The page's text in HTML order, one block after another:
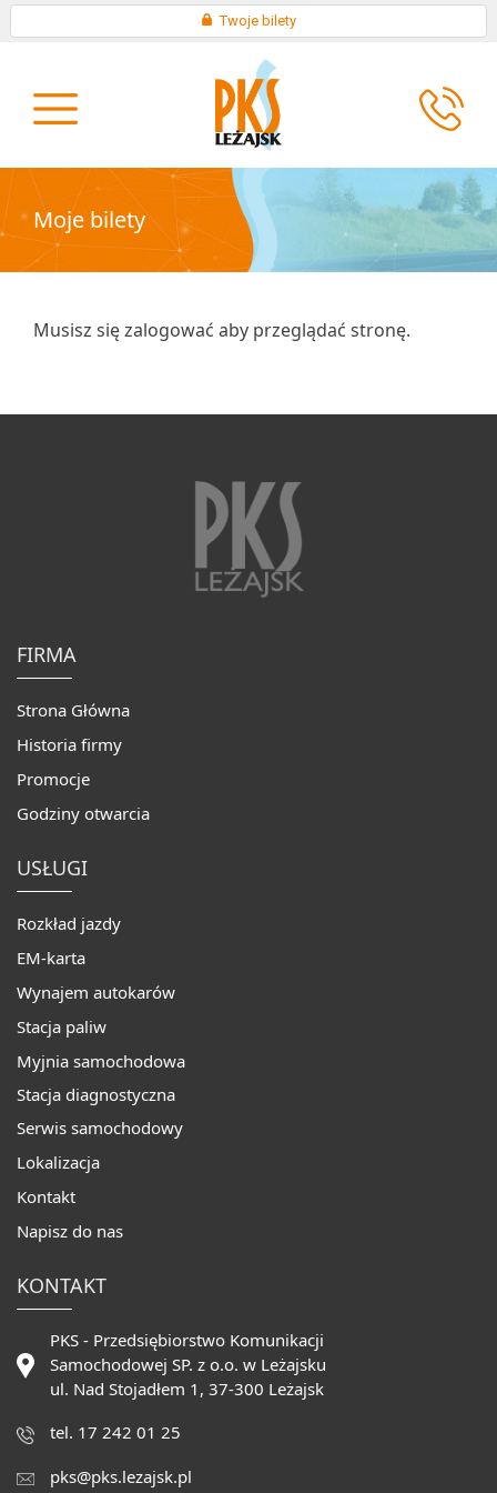
Skip
to
Twoje bilety
×
O
FIRMIE
AKTUALNOŚCI
PROMOCJE
STREFA
PASAŻERA
Moje bilety
Musisz się zalogować aby przeglądać stronę.
FIRMA
Strona Główna
Historia firmy
Promocje
Godziny otwarcia
USŁUGI
Rozkład jazdy
EM-karta
Wynajem autokarów
Stacja paliw
Myjnia samochodowa
Stacja diagnostyczna
Serwis samochodowy
Lokalizacja
Kontakt
Napisz do nas
KONTAKT
PKS - Przedsiębiorstwo Komunikacji
Samochodowej SP. z o.o. w Leżajsku
ul. Nad Stojadłem 1, 37-300 Leżajsk
tel. 17 242 01 25
pks@pks.lezajsk.pl